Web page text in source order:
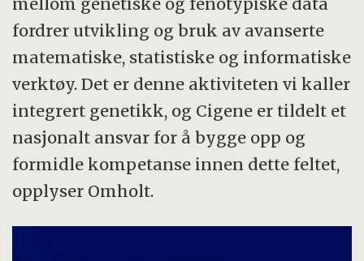
fordrer utvikling og bruk av avanserte
matematiske, statistiske og informatiske
verktøy. Det er denne aktiviteten vi kaller
integrert genetikk, og Cigene er tildelt et
nasjonalt ansvar for å bygge opp og
formidle kompetanse innen dette feltet,
opplyser Omholt.